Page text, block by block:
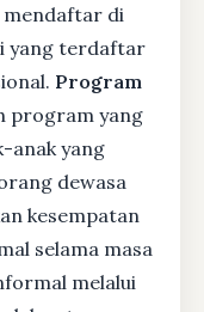
mendaftar di
yang terdaftar
Program
program yang
anak yang
dewasa
kesempatan
selama masa
melalui